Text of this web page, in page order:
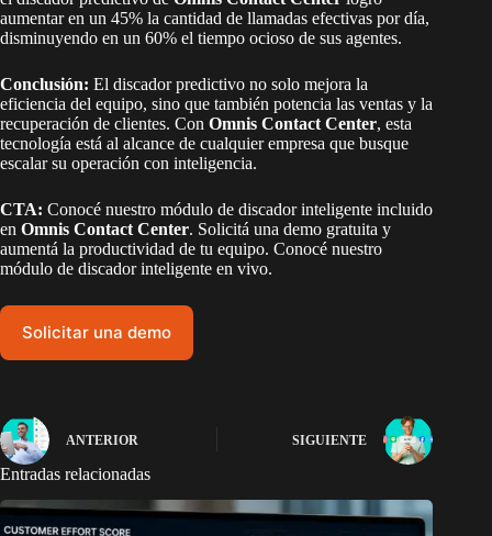
aumentar en un 45% la cantidad de llamadas efectivas por día,
disminuyendo en un 60% el tiempo ocioso de sus agentes.
Conclusión: El discador predictivo no solo mejora la
eficiencia del equipo, sino que también potencia las ventas y la
recuperación de clientes. Con Omnis Contact Center, esta
tecnología está al alcance de cualquier empresa que busque
escalar su operación con inteligencia.
CTA: Conocé nuestro módulo de discador inteligente incluido
en Omnis Contact Center. Solicitá una demo gratuita y
aumentá la productividad de tu equipo. Conocé nuestro
módulo de discador inteligente en vivo.
Solicitar una demo
ANTERIOR SIGUIENTE
Entradas relacionadas